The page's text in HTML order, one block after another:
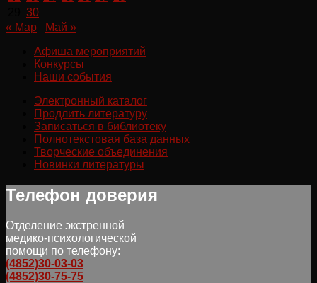
30
« Мар
Май »
Афиша мероприятий
Конкурсы
Наши события
Электронный каталог
Продлить литературу
Записаться в библиотеку
Полнотекстовая база данных
Творческие объединения
Новинки литературы
Телефон доверия
Отделение экстренной
медико-психологической
помощи по телефону:
(4852)30-03-03
(4852)30-75-75